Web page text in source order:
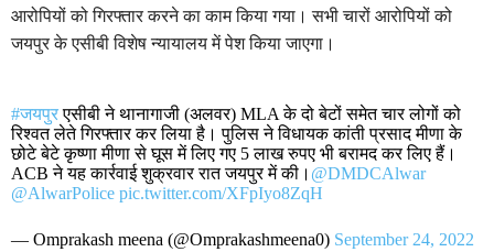
आरोपियों को गिरफ्तार करने का काम किया गया। सभी चारों आरोपियों को
जयपुर के एसीबी विशेष न्यायालय में पेश किया जाएगा।
#जयपुरएसीबी ने थानागाजी (अलवर) MLA के दो बेटों समेत चार लोगों को
रिश्वत लेते गिरफ्तार कर लिया है। पुलिस ने विधायक कांती प्रसाद मीणा के
छोटे बेटे कृष्णा मीणा से घूस में लिए गए 5 लाख रुपए भी बरामद कर लिए हैं।
ACB ने यह कार्रवाई शुक्रवार रात जयपुर में की। @DMDCAlwar
@AlwarPolice pic.twitter.com/XFpIyo8ZqH
— Omprakash meena (@Omprakashmeena0) September 24, 2022